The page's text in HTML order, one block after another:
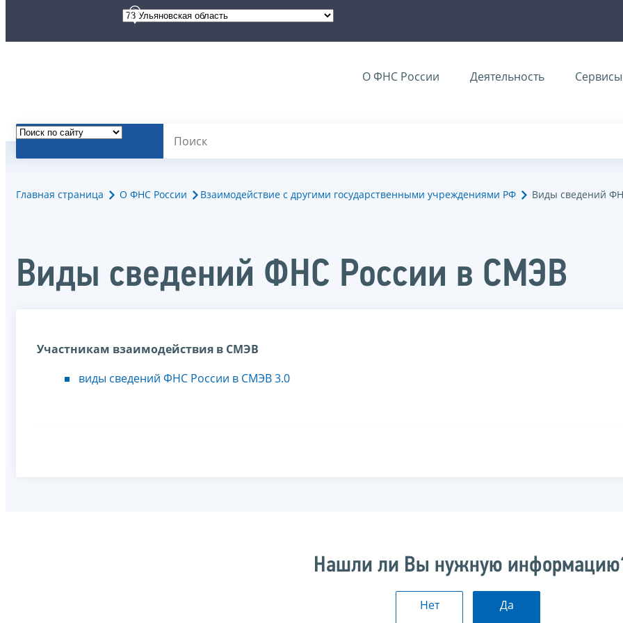
О ФНС России Деятельность Сервисы
Главная страница О ФНС России Взаимодействие с другими государственными учреждениями РФ Виды сведений
Виды сведений ФНС России в СМЭВ
Участникам взаимодействия в СМЭВ
виды сведений ФНС России в СМЭВ 3.0
Нашли ли Вы нужную
Нет Да